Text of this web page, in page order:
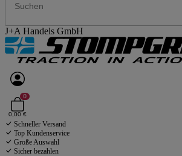
J+A Handels GmbH
0
0,00 €
Schneller Versand
Top Kundenservice
Große Auswahl
Sicher bezahlen